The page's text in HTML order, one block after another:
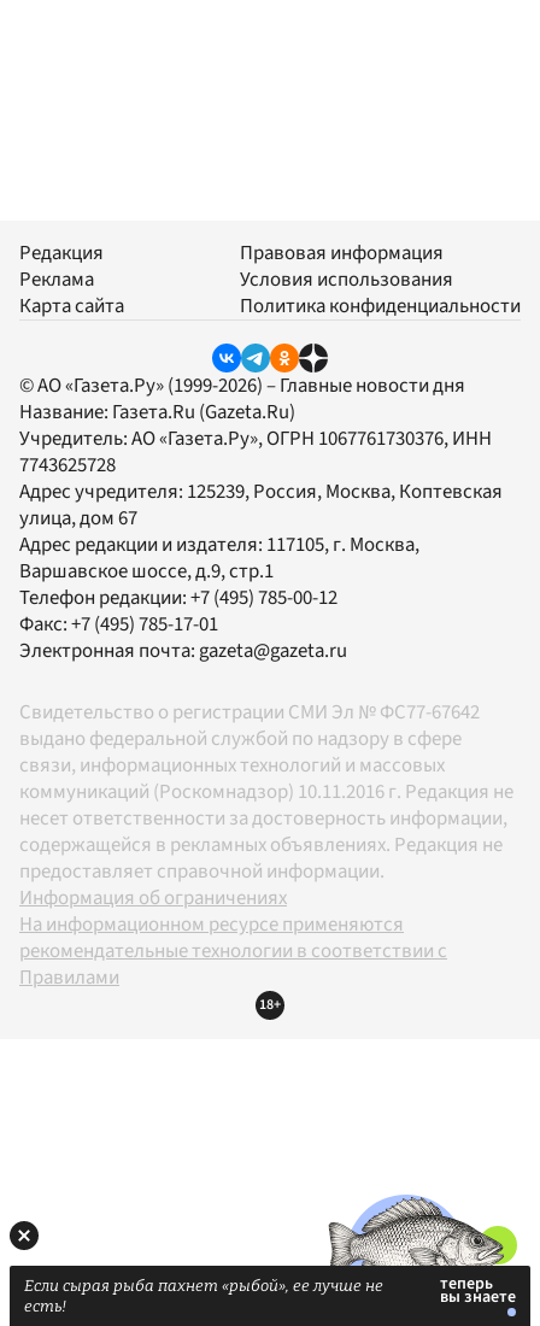
Редакция
Реклама
Карта сайта
Правовая информация
Условия использования
Политика конфиденциальности
© АО «Газета.Ру» (1999-2026) – Главные новости дня
Название: Газета.Ru (Gazeta.Ru)
Учредитель:АО «Газета.Ру», ОГРН 1067761730376, ИНН
7743625728
Адрес учредителя: 125239, Россия, Москва, Коптевская
улица, дом 67
Адрес редакции и издателя: 117105, г. Москва,
Варшавское шоссе, д.9, стр.1
Телефон редакции:+7 (495) 785-00-12
Факс:+7 (495) 785-17-01
Электронная почта: gazeta@gazeta.ru
Свидетельство о регистрации СМИ Эл № ФС77-67642
выдано федеральной службой по надзору в сфере
связи, информационных технологий и массовых
коммуникаций (Роскомнадзор) 10.11.2016 г. Редакция не
несет ответственности за достоверность информации,
содержащейся в рекламных объявлениях. Редакция не
предоставляет справочной информации.
Информация об ограничениях
На информационном ресурсе применяются
рекомендательные технологии в соответствии с
Правилами
18+
Если сырая рыба пахнет «рыбой», ее лучше не
есть!